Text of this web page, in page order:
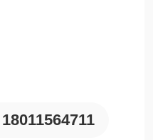
18011564711